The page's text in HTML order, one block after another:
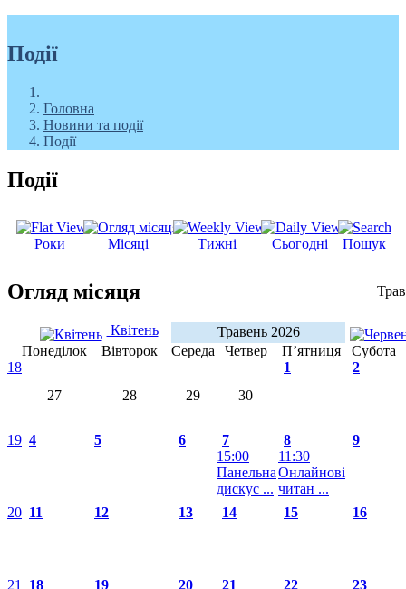
Події
Головна
Новини та події
Події
Події
Роки Місяці Тижні Сьогодні Пошук
Огляд місяця
Квітень
Травень 2026
Понеділок
Вівторок Середа Четвер П’ятниця
Субота
18
27
28 29 30
1 2
19 4 5 6
7
15:00
Панельна
дискус ...
8
11:30
Онлайнові
читан ...
9
20 11 12 13 14 15 16
21 18
19
20 21
22
23